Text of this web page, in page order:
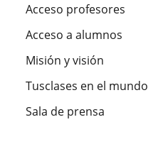
Acceso profesores
Acceso a alumnos
Misión y visión
Tusclases en el mundo
Sala de prensa